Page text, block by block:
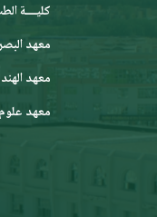
كليــــة
معهد
معهد
معهد